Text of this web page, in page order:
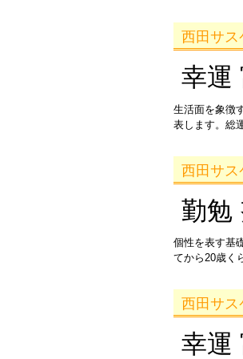
西田サス
幸運
生活面を象徴
表します。総
西田サス
勤勉
個性を表す基
てから20歳く
西田サス
幸運